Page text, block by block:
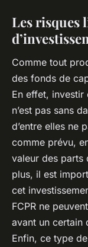
Les risques
Comme tout
des fonds de
En effet, investir
n’est pas sans
d’entre elles ne
comme prévu,
valeur des parts
plus, il est
cet
FCPR ne
avant un certain
Enfin, ce type